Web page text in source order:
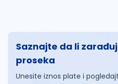
Saznajte da li
proseka
Unesite iznos plate i